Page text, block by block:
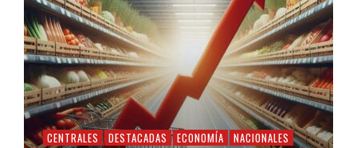
CENTRALES DESTACADAS ECONOMÍA NACIONALES